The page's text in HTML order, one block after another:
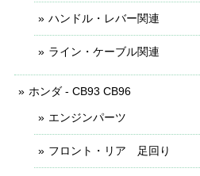
ハンドル・レバー関連
ライン・ケーブル関連
ホンダ - CB93 CB96
エンジンパーツ
フロント・リア 足回り